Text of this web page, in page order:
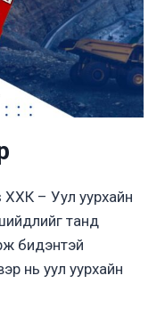
ХХК – Уул уурхайн
танд
бидэнтэй
нь уул уурхайн